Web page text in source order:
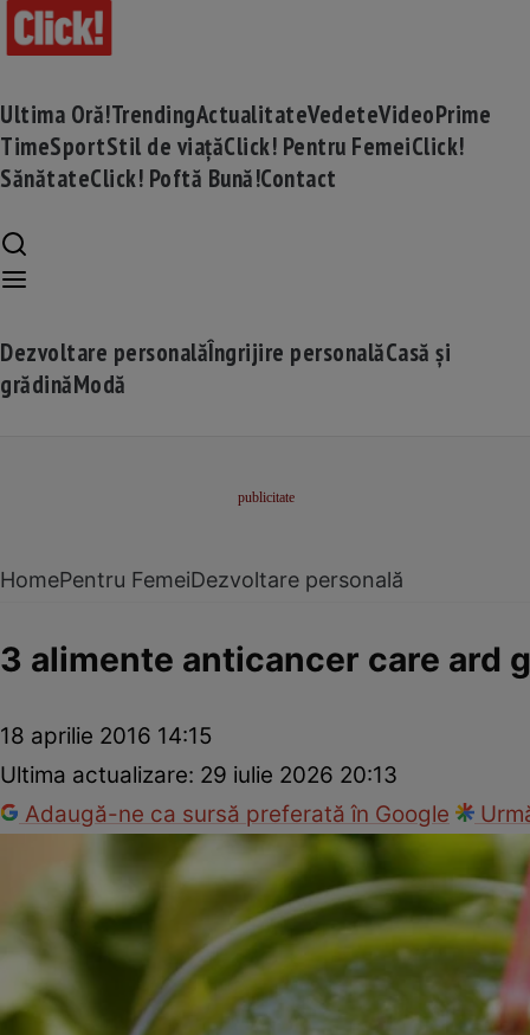
Ultima Oră!TrendingActualitateVedeteVideoPrime
TimeSportStil de viațăClick! Pentru FemeiClick!
SănătateClick! Poftă Bună!Contact
Dezvoltare personalăÎngrijire personalăCasă și
grădinăModă
HomePentru FemeiDezvoltare personală
3 alimente anticancer care ard
18 aprilie 2016 14:15
Ultima actualizare: 29 iulie 2026 20:13
Adaugă-ne ca sursă preferată în Google